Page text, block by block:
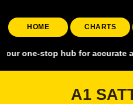
HOME CHARTS
hub for accurate and
A1